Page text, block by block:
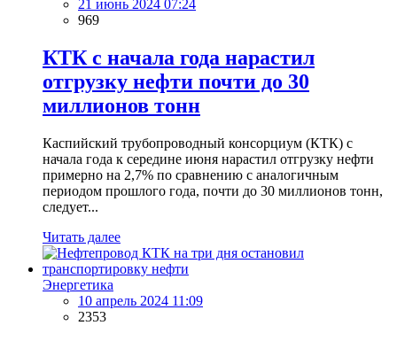
21 июнь 2024 07:24
969
КТК с начала года нарастил
отгрузку нефти почти до 30
миллионов тонн
Каспийский трубопроводный консорциум (КТК) с
начала года к середине июня нарастил отгрузку нефти
примерно на 2,7% по сравнению с аналогичным
периодом прошлого года, почти до 30 миллионов тонн,
следует...
Читать далее
Энергетика
10 апрель 2024 11:09
2353